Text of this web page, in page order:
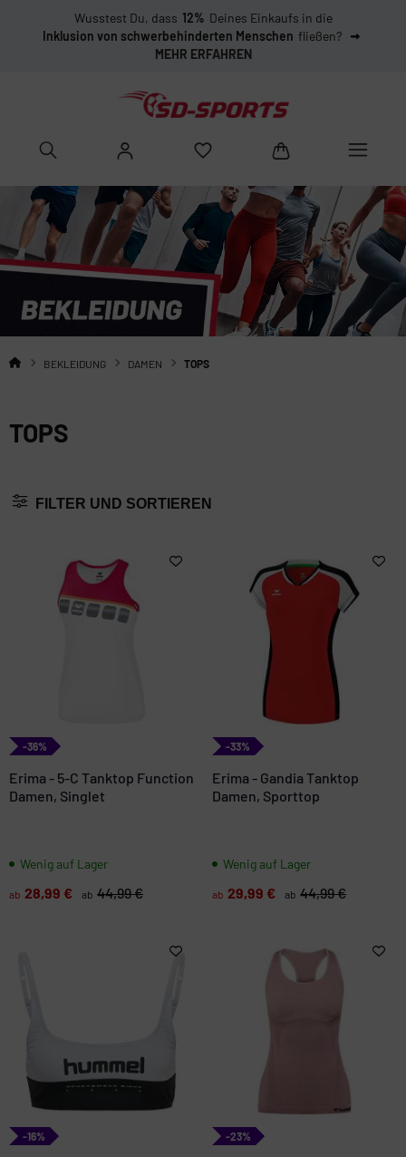
Wusstest Du, dass 12% Deines Einkaufs in die
Inklusion von schwerbehinderten Menschen fließen?
MEHR ERFAHREN
BEKLEIDUNG DAMEN TOPS
TOPS
FILTER UND SORTIEREN
-36%
Erima - 5-C Tanktop Function
Damen, Singlet
Wenig auf Lager
ab 28,99 € ab 44,99 €
-33%
Erima - Gandia Tanktop
Damen, Sporttop
Wenig auf Lager
ab 29,99 € ab 44,99 €
-16% -23%